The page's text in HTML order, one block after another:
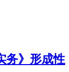
务》形成性